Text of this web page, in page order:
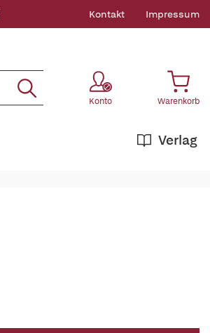
Kontakt Impressum
Konto Warenkorb
Verlag